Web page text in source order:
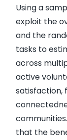
Using a
exploit the
and the
tasks to
across
active
satisfaction,
that the